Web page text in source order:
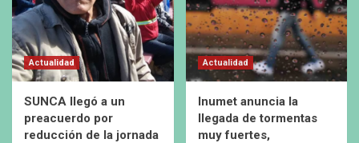
Actualidad
SUNCA llegó a un
preacuerdo por
reducción de la jornada
Actualidad
Inumet anuncia la
llegada de tormentas
muy fuertes,